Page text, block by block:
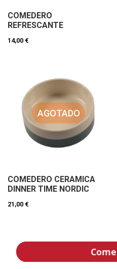
COMEDERO
REFRESCANTE
14,00 €
AGOTADO
COMEDERO CERAMICA
DINNER TIME NORDIC
21,00 €